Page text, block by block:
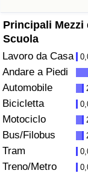
Principali
Scuola
Lavoro da Casa
Andare a Piedi
Automobile
Bicicletta
Motociclo
Bus/Filobus
Tram
Treno/Metro
Inquinamento
Indice
Indice di
Indice
Traffico
Indice del